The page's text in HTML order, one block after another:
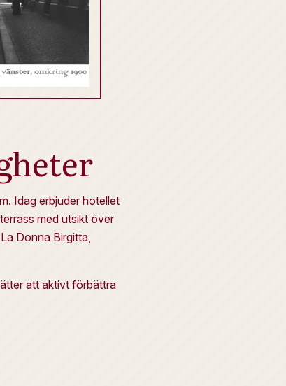
Idag erbjuder hotellet
med utsikt över
Donna Birgitta,
att aktivt förbättra